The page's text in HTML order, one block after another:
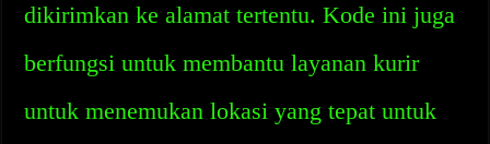
dikirimkan ke alamat tertentu. Kode ini juga
berfungsi untuk membantu layanan kurir
untuk menemukan lokasi yang tepat untuk